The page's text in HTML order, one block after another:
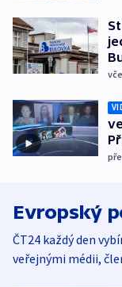
Evropský
ČT24 každý den
veřejnými médii,